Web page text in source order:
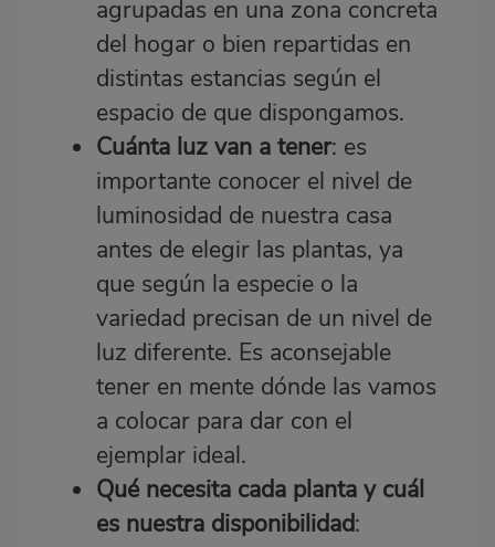
agrupadas en una zona concreta
del hogar o bien repartidas en
distintas estancias según el
espacio de que dispongamos.
Cuánta luz van a tener: es
importante conocer el nivel de
luminosidad de nuestra casa
antes de elegir las plantas, ya
que según la especie o la
variedad precisan de un nivel de
luz diferente. Es aconsejable
tener en mente dónde las vamos
a colocar para dar con el
ejemplar ideal.
Qué necesita cada planta y cuál
es nuestra disponibilidad: